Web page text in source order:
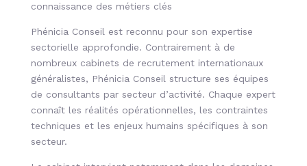
connaissance des métiers clés
Phénicia Conseil est reconnu pour son expertise
sectorielle approfondie. Contrairement à de
nombreux cabinets de recrutement internationaux
généralistes, Phénicia Conseil structure ses équipes
de consultants par secteur d’activité. Chaque expert
connaît les réalités opérationnelles, les contraintes
techniques et les enjeux humains spécifiques à son
secteur.